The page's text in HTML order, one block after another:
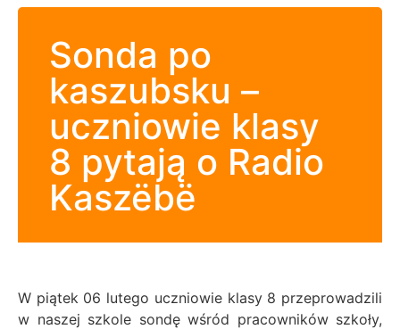
Sonda po
kaszubsku –
uczniowie klasy
8 pytają o Radio
Kaszëbë
W piątek 06 lutego uczniowie klasy 8 przeprowadzili
w naszej szkole sondę wśród pracowników szkoły,